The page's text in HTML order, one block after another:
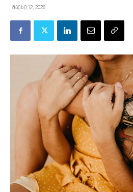
მაისი 12, 2026